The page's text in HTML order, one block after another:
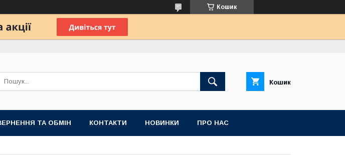
Кошик
Кошик
ТА ОБМІН КОНТАКТИ НОВИНКИ ПРО НАС